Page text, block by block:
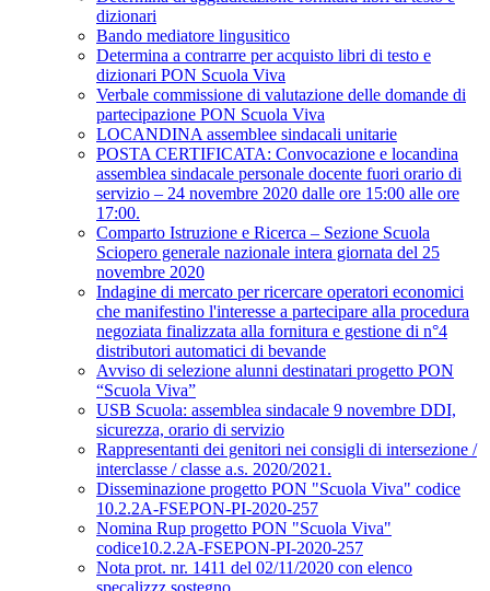
dizionari
Bando mediatore lingusitico
Determina a contrarre per acquisto libri di testo e
dizionari PON Scuola Viva
Verbale commissione di valutazione delle domande di
partecipazione PON Scuola Viva
LOCANDINA assemblee sindacali unitarie
POSTA CERTIFICATA: Convocazione e locandina
assemblea sindacale personale docente fuori orario di
servizio – 24 novembre 2020 dalle ore 15:00 alle ore
17:00.
Comparto Istruzione e Ricerca – Sezione Scuola
Sciopero generale nazionale intera giornata del 25
novembre 2020
Indagine di mercato per ricercare operatori economici
che manifestino l'interesse a partecipare alla procedura
negoziata finalizzata alla fornitura e gestione di n°4
distributori automatici di bevande
Avviso di selezione alunni destinatari progetto PON
“Scuola Viva”
USB Scuola: assemblea sindacale 9 novembre DDI,
sicurezza, orario di servizio
Rappresentanti dei genitori nei consigli di intersezione /
interclasse / classe a.s. 2020/2021.
Disseminazione progetto PON "Scuola Viva" codice
10.2.2A-FSEPON-PI-2020-257
Nomina Rup progetto PON "Scuola Viva"
codice10.2.2A-FSEPON-PI-2020-257
Nota prot. nr. 1411 del 02/11/2020 con elenco